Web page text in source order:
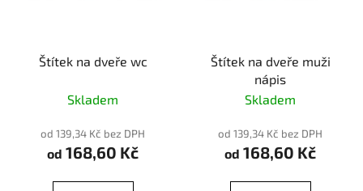
Štítek na dveře wc
Skladem
od 139,34 Kč bez DPH
od 168,60 Kč
Štítek na dveře muži
nápis
Skladem
od 139,34 Kč bez DPH
od 168,60 Kč